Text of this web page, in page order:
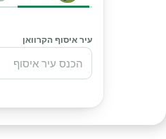
עיר איסוף הקרוואן